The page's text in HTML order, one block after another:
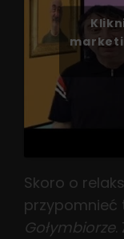
Skoro o
przypomnieć
Gołymbiorze.